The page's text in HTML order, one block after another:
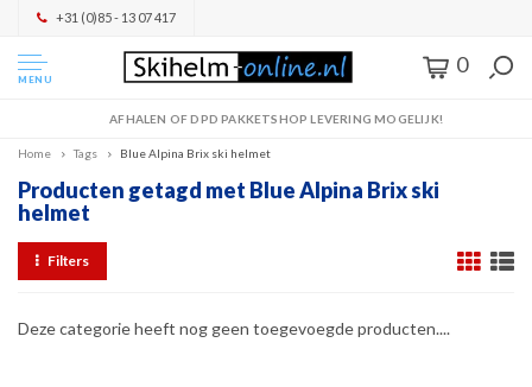
+31 (0)85 - 13 07 417
MENU
0
AFHALEN OF DPD PAKKETSHOP LEVERING MOGELIJK!
Home Tags Blue Alpina Brix ski helmet
Producten getagd met Blue Alpina Brix ski
helmet
Filters
Deze categorie heeft nog geen toegevoegde producten....